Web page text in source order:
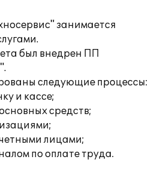
занимается
был внедрен ПП
следующие процессы:
и кассе;
средств;
лицами;
по оплате труда.